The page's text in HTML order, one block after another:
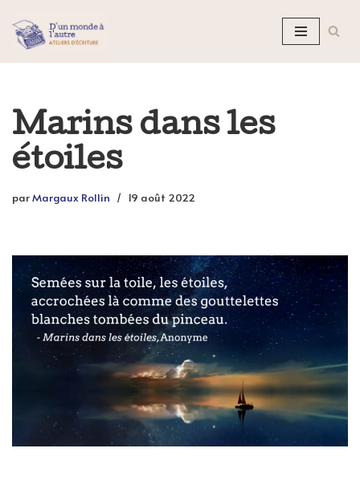
Aller
au
Marins dans les
étoiles
parMargaux Rollin 19 août 2022